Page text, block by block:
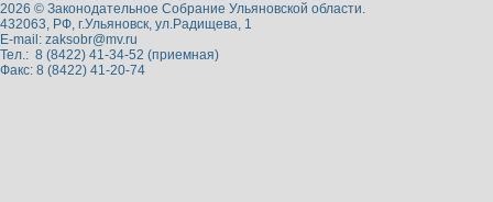
2026 © Законодательное Собрание Ульяновской области.
432063, РФ, г.Ульяновск, ул.Радищева, 1
E-mail: zaksobr@mv.ru
Тел.: 8 (8422) 41-34-52 (приемная)
Факс: 8 (8422) 41-20-74